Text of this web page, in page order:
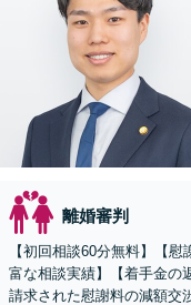
離婚審判
【初回相談60分無料】【
富な相談実績】【着手金の
請求された慰謝料の減額交